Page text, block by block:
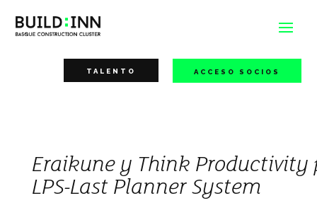
TALENTO ACCESO SOCIOS
Eraikune y Think
LPS-Last Planner System